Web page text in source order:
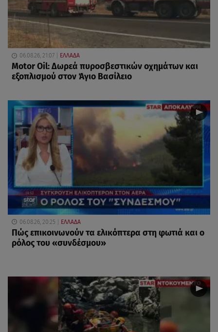
06.08.26, 21:07 ΕΛΛΑΔΑ
Motor Oil: Δωρεά πυροσβεστικών οχημάτων και
εξοπλισμού στον Άγιο Βασίλειο
06.08.26, 20:25 ΕΛΛΑΔΑ
Πώς επικοινωνούν τα ελικόπτερα στη φωτιά και ο
ρόλος του «συνδέσμου»